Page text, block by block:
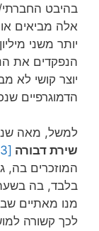
בהיבט
אלה מביאים
יותר משני
הנפקדים את
יוצר קושי לא
הדמוגרפיים
למשל, מאה
שירת דבורה [3]
המוזכרים בה,
בלבד, בה
מנו מאתיים
לכך קשורה